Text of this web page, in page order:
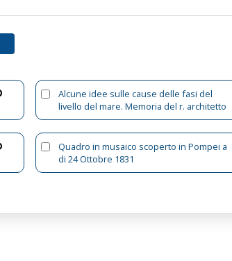
Alcune idee sulle cause delle fasi del
livello del mare. Memoria del r. architetto
cav. Antonio Niccolini ..
Quadro in musaico scoperto in Pompei a
di 24 Ottobre 1831